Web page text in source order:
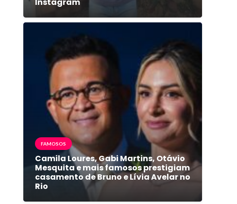
FAMOSOS
Camila Loures, Gabi Martins, Otávio
Mesquita e mais famosos prestigiam
casamento de Bruno e Lívia Avelar no
Rio